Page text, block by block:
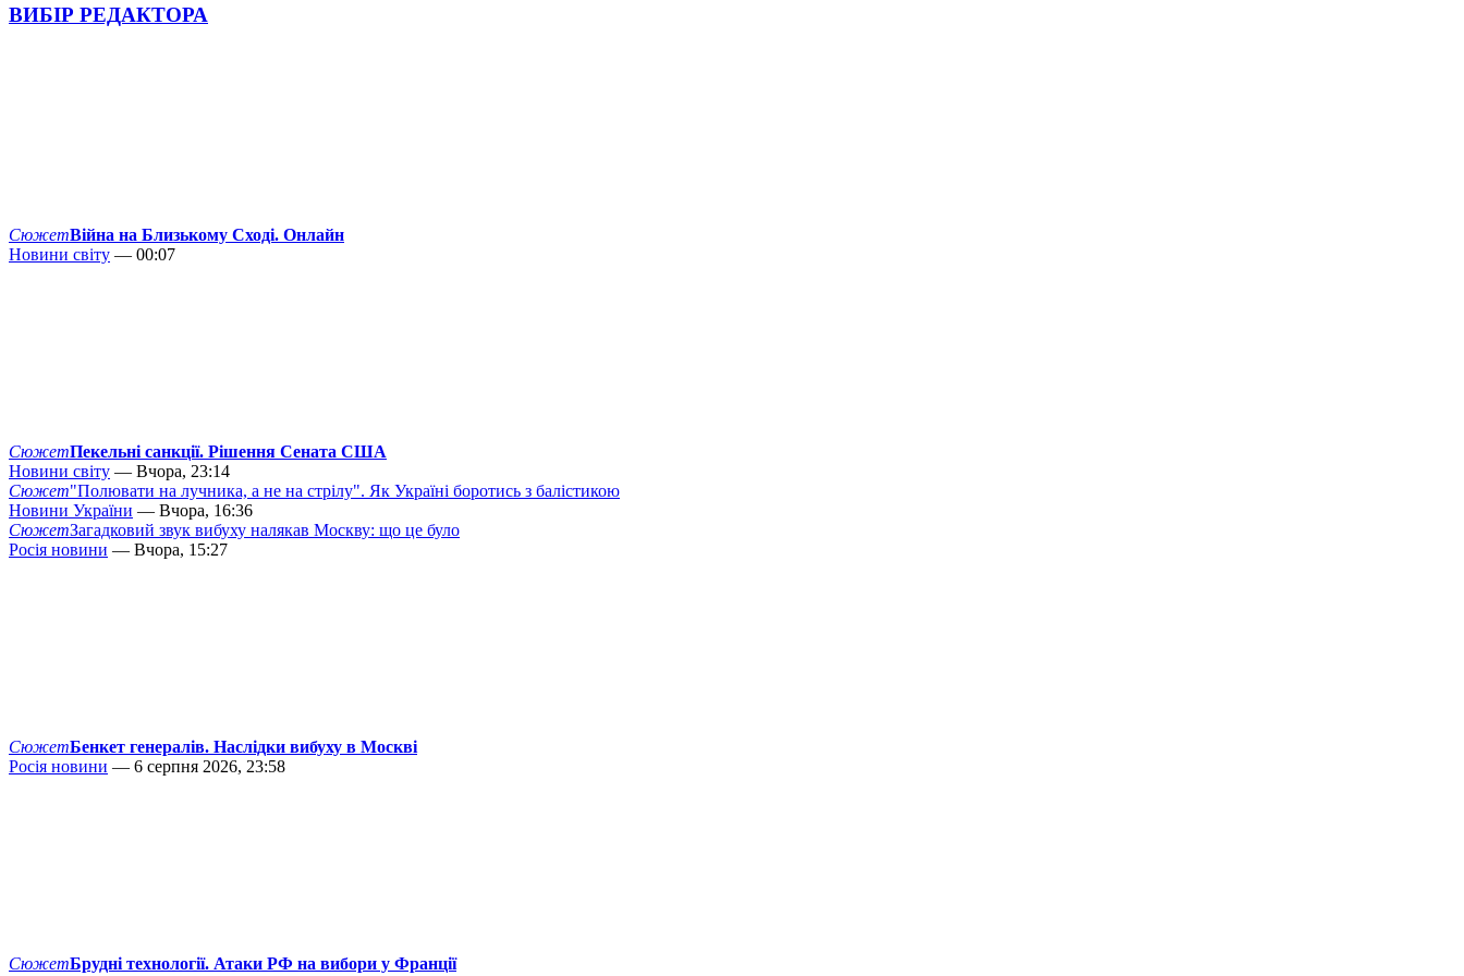
ВИБІР РЕДАКТОРА
СюжетВійна на Близькому Сході. Онлайн
Новини світу — 00:07
СюжетПекельні санкції. Рішення Сената США
Новини світу — Вчора, 23:14
Сюжет"Полювати на лучника, а не на стрілу". Як Україні боротись з балістикою
Новини України — Вчора, 16:36
СюжетЗагадковий звук вибуху налякав Москву: що це було
Росія новини — Вчора, 15:27
СюжетБенкет генералів. Наслідки вибуху в Москві
Росія новини — 6 серпня 2026, 23:58
СюжетБрудні технології. Атаки РФ на вибори у Франції